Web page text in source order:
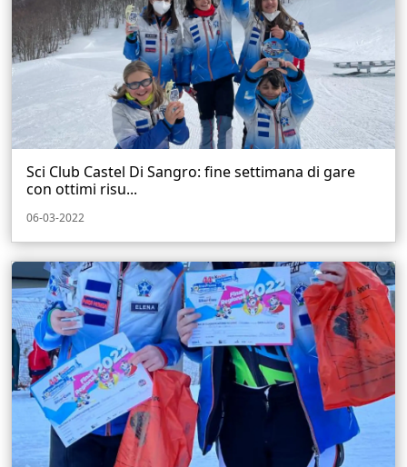
Sci Club Castel Di Sangro: fine settimana di gare
con ottimi risu...
06-03-2022